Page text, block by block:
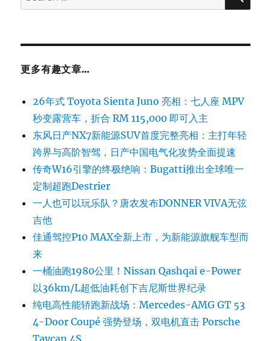
for:
更多有趣文章…
26年式 Toyota Sienta Juno 亮相：七人座 MPV
秒变露营车，折合 RM 115,000 即可入主
东风日产NX7新能源SUV首度完整亮相：主打年轻
跨界与高阶智驾，日产中国电气化攻势全面提速
传奇W16引擎的终极绝响：Bugatti推出全球唯一
定制超跑Destrier
一人也可以玩乐队？唐农发布DONNER VIVA无弦
吉他
佳通驾控P10 MAX全新上市，为新能源旗舰车型而
来
一桶油跑1980公里！Nissan Qashqai e-Power
以36km/L超低油耗创下吉尼斯世界纪录
纯电高性能轿跑新战场：Mercedes-AMG GT 53
4-Door Coupé 强势登场，双电机直击 Porsche
Taycan 4S